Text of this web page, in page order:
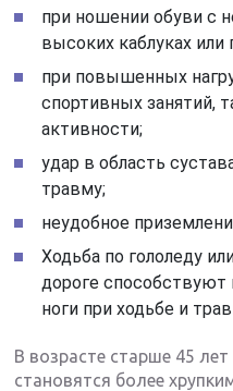
при ношении обуви с
высоких каблуках или
при повышенных
спортивных занятий,
активности;
удар в область
травму;
неудобное
Ходьба по гололеду
дороге
ноги при ходьбе и
В возрасте старше 45
становятся более